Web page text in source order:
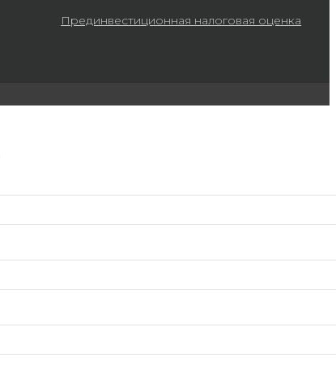
Прединвестиционная налоговая оценка